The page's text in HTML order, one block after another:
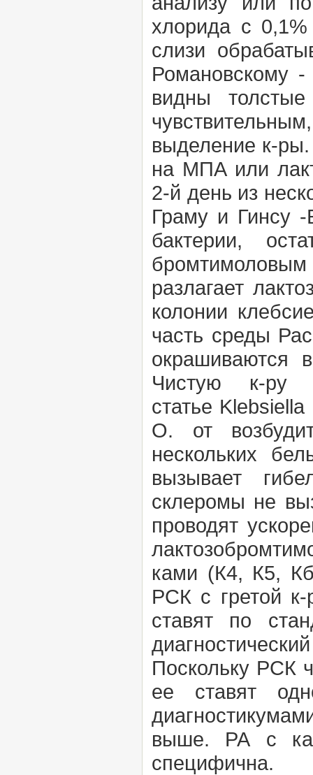
хлорида с
слизи
Романовскому
видны
выделение к-
на МПА или
2-й день из
Граму и Гинсу
бактерии,
разлагает
колонии
часть среды
окрашиваются
Чистую к-ру
статье Klebsiella
О. от
нескольких
вызывает
склеромы не
проводят
ками (К4, К5,
РСК с гретой
ставят по
Поскольку РСК
ее ставят
выше. РА с
специфична.